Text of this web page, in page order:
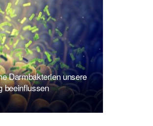
Darmbakterien unsere
beeinflussen